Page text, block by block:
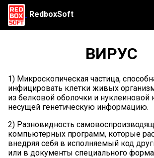
RedboxSoft
ВИРУС
1) Микроскопическая частица,
инфицировать клетки живых
из белковой оболочки и нуклеиновой
несущей генетическую информацию.
2) Разновидность
компьютерных программ, которые
внедряя себя в исполняемый код
или в документы специального